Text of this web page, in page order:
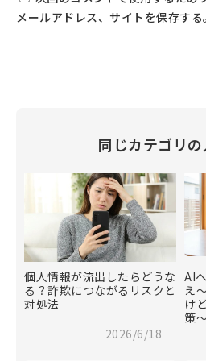
メールアドレス、サイトを保存する。
同じカテゴリ
個人情報が流出したらどうな
る？詐欺につながるリスクと
対処法
2026/6/18
AI
え
け
策